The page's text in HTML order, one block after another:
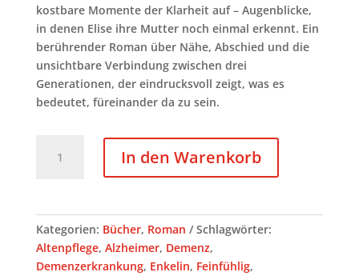
kostbare Momente der Klarheit auf – Augenblicke,
in denen Elise ihre Mutter noch einmal erkennt. Ein
berührender Roman über Nähe, Abschied und die
unsichtbare Verbindung zwischen drei
Generationen, der eindrucksvoll zeigt, was es
bedeutet, füreinander da zu sein.
Menge
In den Warenkorb
Kategorien: Bücher, Roman
Schlagwörter:
Altenpflege, Alzheimer, Demenz,
Demenzerkrankung, Enkelin, Feinfühlig,